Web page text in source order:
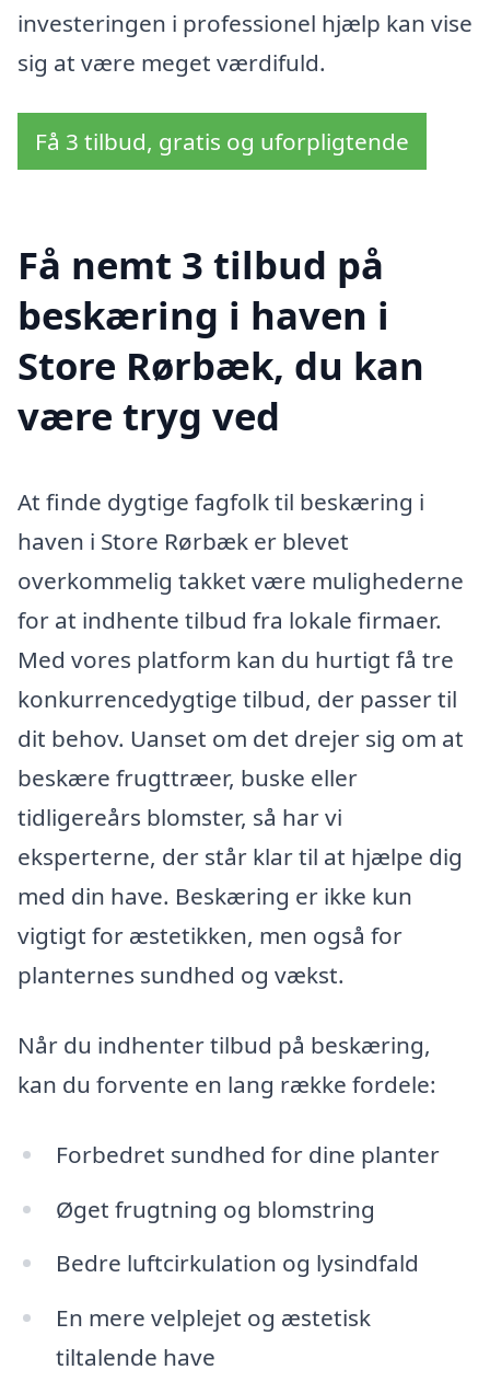
investeringen i professionel hjælp kan vise
sig at være meget værdifuld.
Få 3 tilbud, gratis og uforpligtende
Få nemt 3 tilbud på
beskæring i haven i
Store Rørbæk, du kan
være tryg ved
At finde dygtige fagfolk til beskæring i
haven i Store Rørbæk er blevet
overkommelig takket være mulighederne
for at indhente tilbud fra lokale firmaer.
Med vores platform kan du hurtigt få tre
konkurrencedygtige tilbud, der passer til
dit behov. Uanset om det drejer sig om at
beskære frugttræer, buske eller
tidligereårs blomster, så har vi
eksperterne, der står klar til at hjælpe dig
med din have. Beskæring er ikke kun
vigtigt for æstetikken, men også for
planternes sundhed og vækst.
Når du indhenter tilbud på beskæring,
kan du forvente en lang række fordele:
Forbedret sundhed for dine planter
Øget frugtning og blomstring
Bedre luftcirkulation og lysindfald
En mere velplejet og æstetisk
tiltalende have